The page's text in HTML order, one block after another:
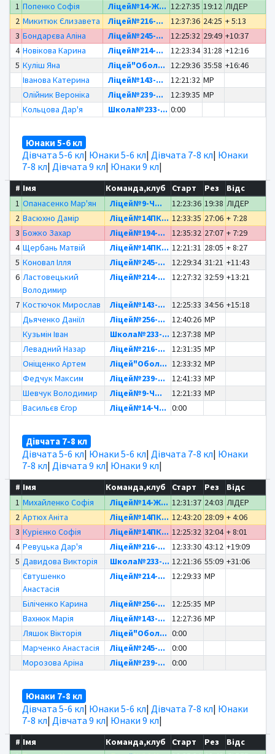
1 Попенко Софія Ліцей№14-Ж... 12:27:35 19:12 ЛІДЕР
2 Микитюк Єлизавета Ліцей№216-... 12:37:36 24:25 + 5:13
3 Бондарєва Аліна Ліцей№245-... 12:25:32 29:49 +10:37
4 Новікова Карина Ліцей№214-... 12:23:34 31:28 +12:16
5 Куліш Яна Ліцей"Обол... 12:29:36 35:58 +16:46
Іванова Катерина
Ліцей№143-... 12:21:32 MP
Олійник Вероніка
Ліцей№239-... 12:39:35 MP
Кольцова Дар'я
Школа№233-... 0:00
Юнаки 5-6 кл
Дівчата 5-6 кл| Юнаки 5-6 кл| Дівчата 7-8 кл| Юнаки
7-8 кл| Дівчата 9 кл| Юнаки 9 кл|
# Імя Команда,клуб Старт Рез
Відс
1 Опанасенко Мар'ян Ліцей№9-Ч... 12:23:36 19:38 ЛІДЕР
2 Васюхно Дамір Ліцей№14ПК... 12:33:35 27:06 + 7:28
3 Божко Захар Ліцей№194-... 12:35:32 27:07 + 7:29
4 Щербань Матвій Ліцей№14ПК... 12:21:31 28:05 + 8:27
5 Коновал Ілля Ліцей№245-... 12:29:34 31:21 +11:43
6 Ластовецький
Володимир
Ліцей№214-... 12:27:32 32:59 +13:21
7 Костючок Мирослав Ліцей№143-... 12:25:33 34:56 +15:18
Дьяченко Даніїл
Ліцей№256-... 12:40:26 MP
Кузьмін Іван
Школа№233-... 12:37:38 MP
Левадний Назар
Ліцей№216-... 12:31:35 MP
Оніщенко Артем
Ліцей"Обол... 12:33:32 MP
Федчук Максим
Ліцей№239-... 12:41:33 MP
Шевчук Володимир
Ліцей№9-Ч... 12:21:33 MP
Васильєв Єгор
Ліцей№14-Ч... 0:00
Дівчата 7-8 кл
Дівчата 5-6 кл| Юнаки 5-6 кл| Дівчата 7-8 кл| Юнаки
7-8 кл| Дівчата 9 кл| Юнаки 9 кл|
# Імя Команда,клуб Старт Рез
Відс
1 Михайленко Софія Ліцей№14-Ж... 12:31:37 24:03 ЛІДЕР
2 Артюх Аніта Ліцей№14ПК... 12:43:20 28:09 + 4:06
3 Курієнко Софія Ліцей№14ПК... 12:25:32 32:04 + 8:01
4 Ревуцька Дар'я Ліцей№216-... 12:33:30 43:12 +19:09
5 Давидова Викторія Школа№233-... 12:21:36 55:09 +31:06
Євтушенко
Анастасія
Ліцей№214-... 12:29:33 MP
Біліченко Карина Ліцей№256-... 12:25:35 MP
Вахнюк Марія
Ліцей№143-... 12:27:36 MP
Ляшок Вікторія
Ліцей"Обол... 0:00
Марченко Анастасія
Ліцей№245-...
0:00
Морозова Аріна
Ліцей№239-... 0:00
Юнаки 7-8 кл
Дівчата 5-6 кл| Юнаки 5-6 кл| Дівчата 7-8 кл| Юнаки
7-8 кл| Дівчата 9 кл| Юнаки 9 кл|
# Імя Команда,клуб Старт Рез
Відс